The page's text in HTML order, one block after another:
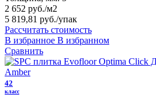
2 652 руб./м2
5 819,81 руб./упак
Рассчитать стоимость
В избранное В избранном
Сравнить
42
класс